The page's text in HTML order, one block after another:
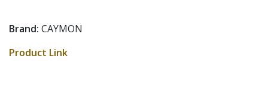
Brand: CAYMON
Product Link